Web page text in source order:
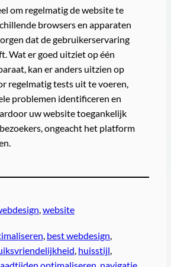
om regelmatig de website te
browsers en apparaten
dat de gebruikerservaring
Wat er goed uitziet op één
kan er anders uitzien op
regelmatig tests uit te voeren,
problemen identificeren en
uw website toegankelijk
ongeacht het platform
website
, best webdesign,
, huisstijl,